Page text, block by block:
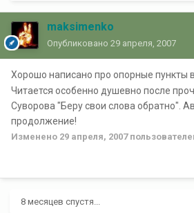
maksimenko
Опубликовано 29 апреля, 2007
Хорошо написано про опорные пункты
Читается особенно душевно после
Суворова "Беру свои слова обратно".
продолжение!
Изменено 29 апреля, 2007
8 месяцев спустя...